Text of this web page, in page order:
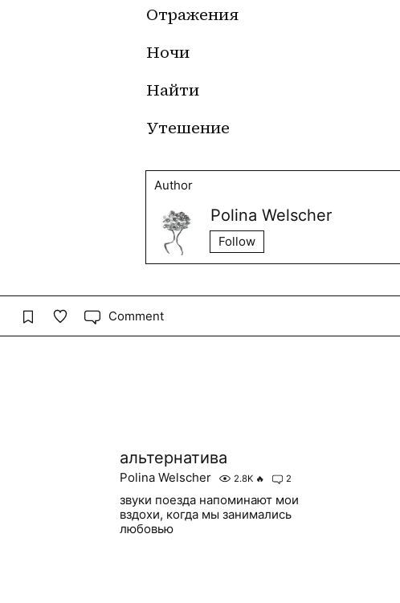
Отражения
Ночи
Найти
Утешение
Author
Polina Welscher
Follow
Comment
альтернатива
Polina Welscher 2.8K 🔥 2
звуки поезда напоминают мои
вздохи, когда мы занимались
любовью